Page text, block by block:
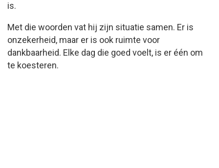
is.
Met die woorden vat hij zijn situatie samen. Er is
onzekerheid, maar er is ook ruimte voor
dankbaarheid. Elke dag die goed voelt, is er één om
te koesteren.